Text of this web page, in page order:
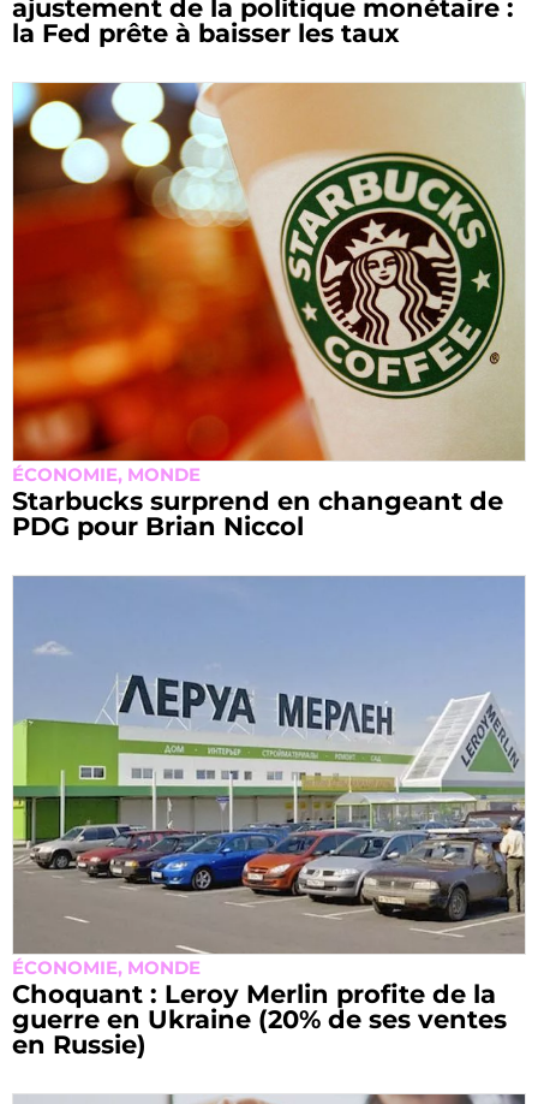
ajustement de la politique monétaire :
la Fed prête à baisser les taux
ÉCONOMIE, MONDE
Starbucks surprend en changeant de
PDG pour Brian Niccol
ÉCONOMIE, MONDE
Choquant : Leroy Merlin profite de la
guerre en Ukraine (20% de ses ventes
en Russie)